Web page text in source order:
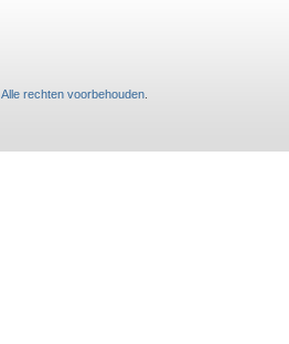
Alle rechten voorbehouden